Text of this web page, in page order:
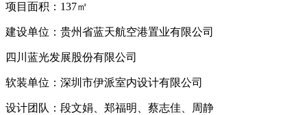
项目面积：137㎡
建设单位：贵州省蓝天航空港置业有限公司
四川蓝光发展股份有限公司
软装单位：深圳市伊派室内设计有限公司
设计团队：段文娟、郑福明、蔡志佳、周静